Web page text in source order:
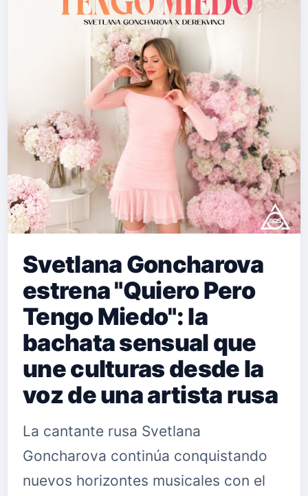
Svetlana Goncharova
estrena "Quiero Pero
Tengo Miedo": la
bachata sensual que
une culturas desde la
voz de una artista rusa
La cantante rusa Svetlana
Goncharova continúa conquistando
nuevos horizontes musicales con el